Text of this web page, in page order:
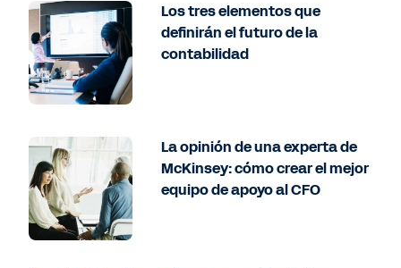
Los tres elementos que
definirán el futuro de la
contabilidad
La opinión de una experta de
McKinsey: cómo crear el mejor
equipo de apoyo al CFO